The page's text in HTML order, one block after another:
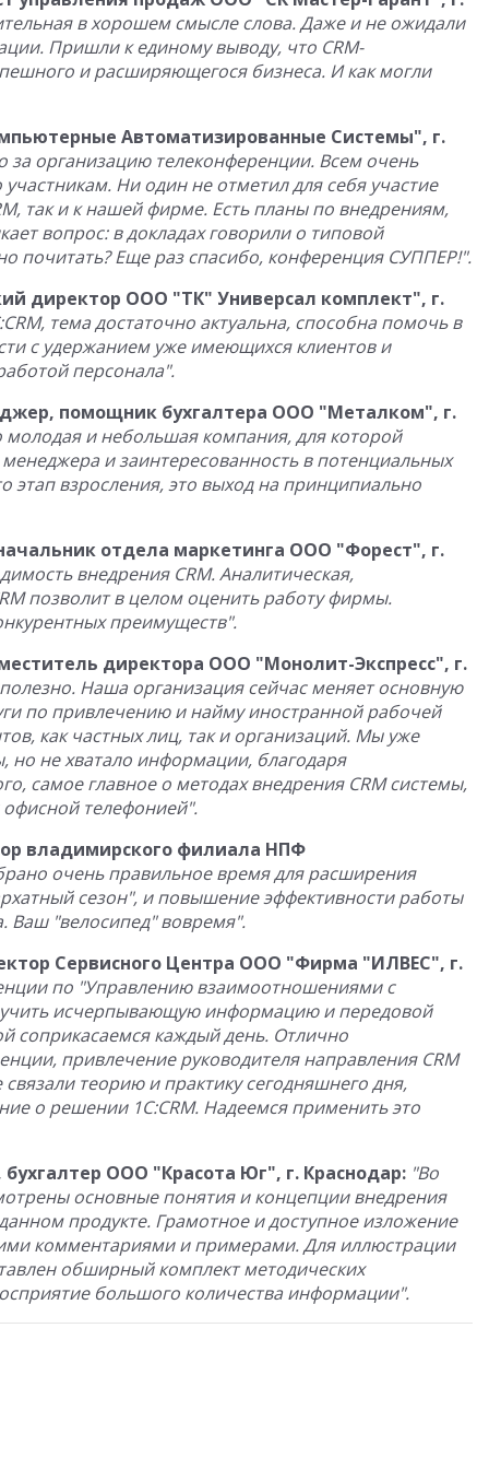
в хорошем смысле слова. Даже и не ожидали
Пришли к единому выводу, что CRM-
и расширяющегося бизнеса. И как могли
Автоматизированные Системы", г.
за организацию телеконференции. Всем очень
Ни один не отметил для себя участие
так и к нашей фирме. Есть планы по внедрениям,
вопрос: в докладах говорили о типовой
почитать? Еще раз спасибо, конференция СУППЕР!".
директор ООО "ТК" Универсал комплект", г.
тема достаточно актуальна, способна помочь в
с удержанием уже имеющихся клиентов и
персонала".
помощник бухгалтера ООО "Металком", г.
и небольшая компания, для которой
и заинтересованность в потенциальных
этап взросления, это выход на принципиально
отдела маркетинга ООО "Форест", г.
внедрения CRM. Аналитическая,
позволит в целом оценить работу фирмы.
преимуществ".
директора ООО "Монолит-Экспресс", г.
Наша организация сейчас меняет основную
по привлечению и найму иностранной рабочей
как частных лиц, так и организаций. Мы уже
но не хватало информации, благодаря
самое главное о методах внедрения CRM системы,
телефонией".
владимирского филиала НПФ
очень правильное время для расширения
сезон", и повышение эффективности работы
Ваш "велосипед" вовремя".
Сервисного Центра ООО "Фирма "ИЛВЕС", г.
по "Управлению взаимоотношениями с
исчерпывающую информацию и передовой
соприкасаемся каждый день. Отлично
привлечение руководителя направления CRM
теорию и практику сегодняшнего дня,
о решении 1С:CRM. Надеемся применить это
ООО "Красота Юг", г. Краснодар: "Во
основные понятия и концепции внедрения
продукте. Грамотное и доступное изложение
комментариями и примерами. Для иллюстрации
обширный комплект методических
большого количества информации".